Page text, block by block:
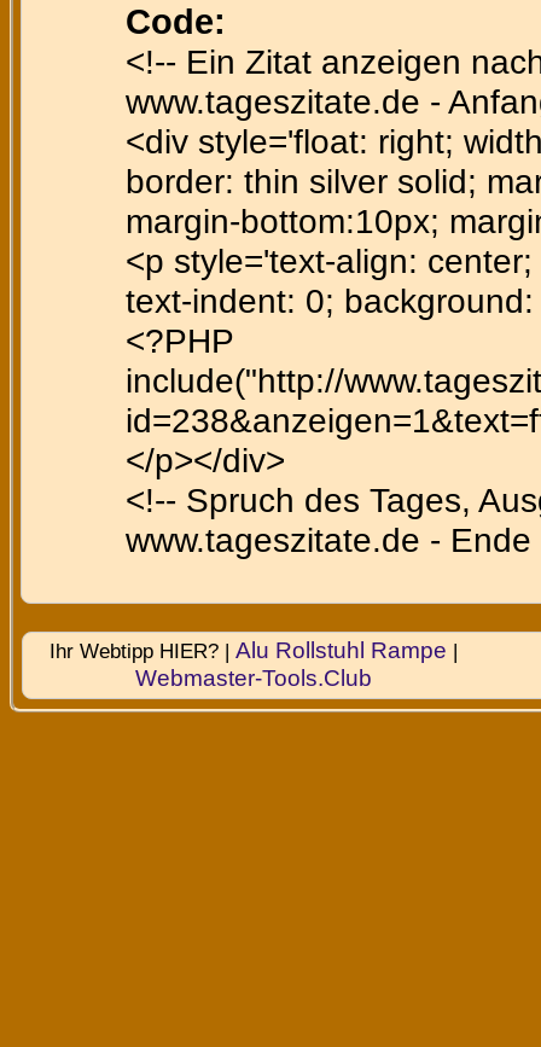
Code:
<!-- Ein Zitat anzeigen
www.tageszitate.de -
<div style='float: right;
border: thin silver solid;
margin-bottom:10px;
<p style='text-align:
text-indent: 0;
<?PHP
include("http://
</p></div>
<!-- Spruch des Tages,
www.tageszitate.de - Ende
Ihr Webtipp HIER? | Alu Rollstuhl Rampe |
Webmaster-Tools.Club